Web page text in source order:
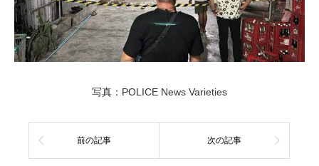
写真：POLICE News Varieties
前の記事 次の記事